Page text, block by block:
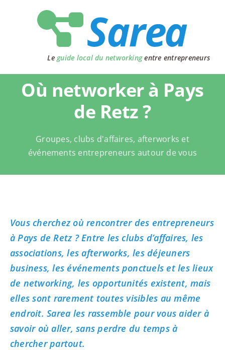
Le guide local du networkingentre entrepreneurs
Où networker à Pays
de Retz ?
Groupes, clubs d'affaires, afterworks et
événements entrepreneurs autour de vous
Vous cherchez où rencontrer des entrepreneurs
à Pays de Retz ? Entre les clubs d’affaires, les
associations, les afterworks, les déjeuners
business, les événements ponctuels et les lieux
de networking, les opportunités existent, mais
elles sont rarement toutes visibles au même
endroit. Sarea les rassemble pour vous aider à
savoir où aller, sans perdre du temps à
chercher partout.